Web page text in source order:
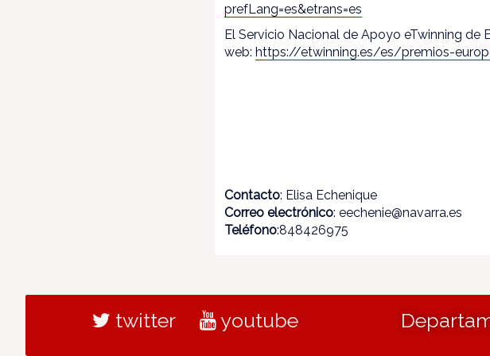
prefLang=es&etrans=es
El Servicio Nacional de Apoyo eTwinning de
web:https://etwinning.es/es/premios-
Contacto: Elisa Echenique
Correo electrónico: eechenie@navarra.es
Teléfono:848426975
twitter youtube